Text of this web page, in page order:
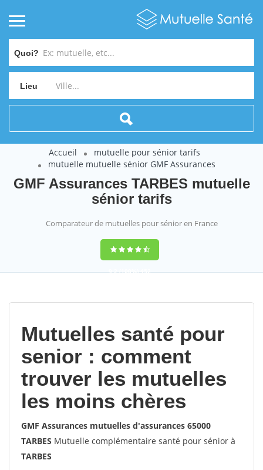
Quoi?
Lieu
Accueil
mutuelle pour sénior tarifs
mutuelle mutuelle sénior GMF Assurances
GMF Assurances TARBES mutuelle
sénior tarifs
Comparateur de mutuelles pour sénior en France
9,2(100%)452
Mutuelles santé pour
senior : comment
trouver les mutuelles
les moins chères
GMF Assurances mutuelles d'assurances 65000
TARBES Mutuelle complémentaire santé pour sénior à
TARBES